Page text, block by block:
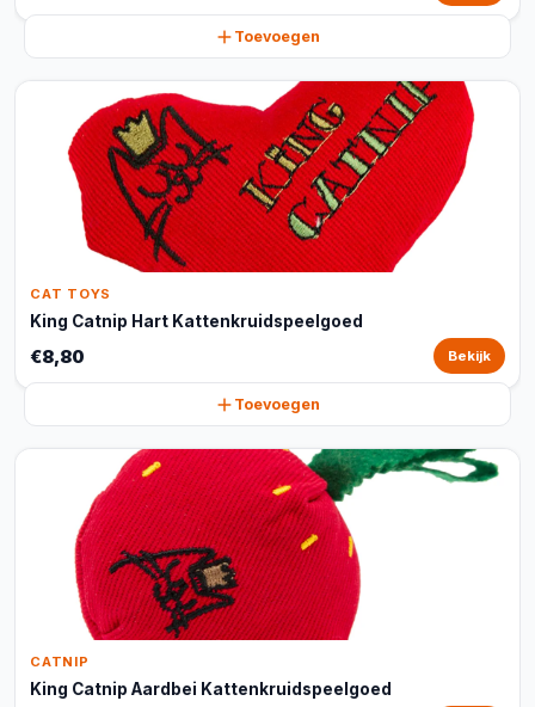
Toevoegen
CAT TOYS
King Catnip Hart Kattenkruidspeelgoed
€8,80 Bekijk
Toevoegen
CATNIP
King Catnip Aardbei Kattenkruidspeelgoed